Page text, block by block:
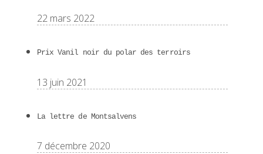
22 mars 2022
Prix Vanil noir du polar des terroirs
13 juin 2021
La lettre de Montsalvens
7 décembre 2020